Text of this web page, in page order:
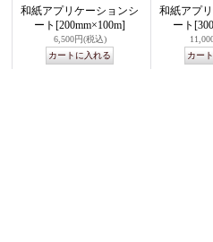
和紙アプリケーションシ
ート [200mm×100m]
6,500円(税込)
和紙アプ
ート